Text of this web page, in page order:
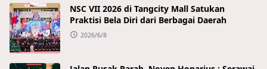
NSC VII 2026 di Tangcity Mall Satukan
Praktisi Bela Diri dari Berbagai Daerah
2026/6/8